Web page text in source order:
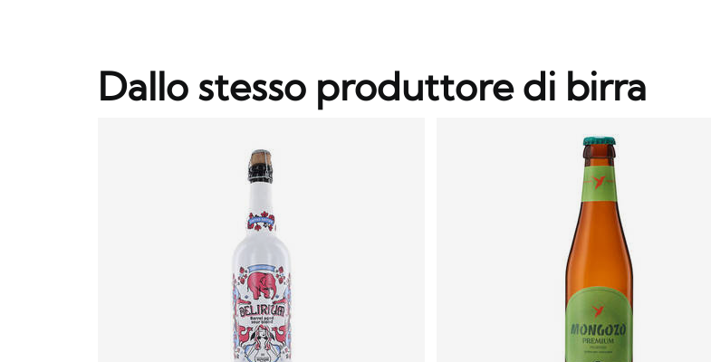
Dallo stesso produttore di birra